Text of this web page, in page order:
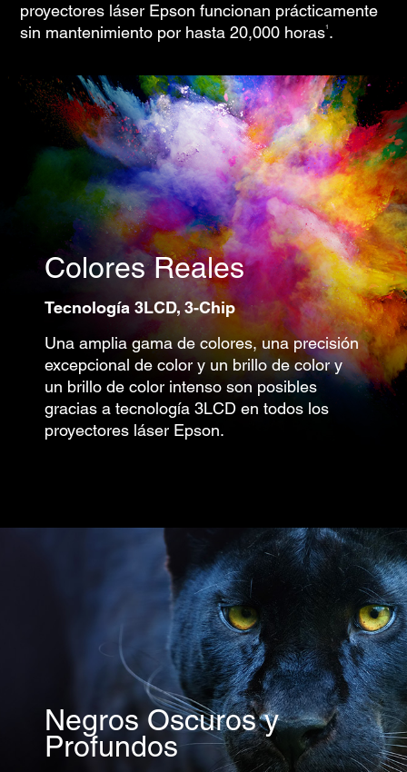
proyectores láser Epson funcionan prácticamente
sin mantenimiento por hasta 20,000 horas1 .
Colores Reales
Tecnología 3LCD, 3-Chip
Una amplia gama de colores, una precisión
excepcional de color y un brillo de color y
un brillo de color intenso son posibles
gracias a tecnología 3LCD en todos los
proyectores láser Epson.
Negros Oscuros y
Profundos